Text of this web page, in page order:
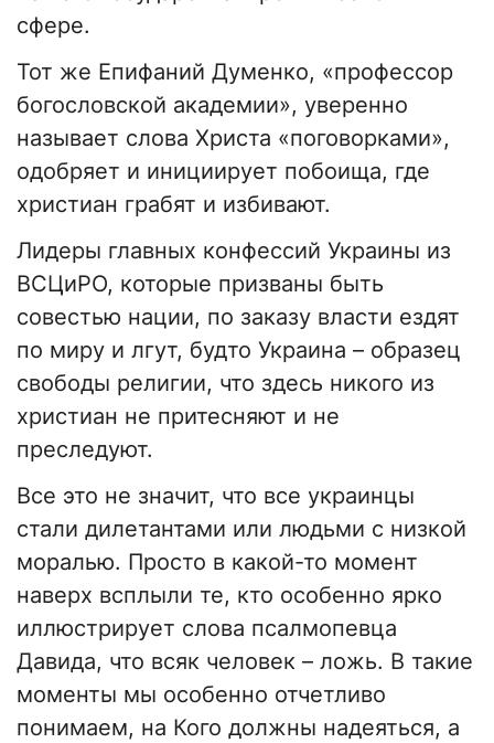
сфере.
Тот же Епифаний Думенко, «профессор
богословской академии», уверенно
называет слова Христа «поговорками»,
одобряет и инициирует побоища, где
христиан грабят и избивают.
Лидеры главных конфессий Украины из
ВСЦиРО, которые призваны быть
совестью нации, по заказу власти ездят
по миру и лгут, будто Украина – образец
свободы религии, что здесь никого из
христиан не притесняют и не
преследуют.
Все это не значит, что все украинцы
стали дилетантами или людьми с низкой
моралью. Просто в какой-то момент
наверх всплыли те, кто особенно ярко
иллюстрирует слова псалмопевца
Давида, что всяк человек – ложь. В такие
моменты мы особенно отчетливо
понимаем, на Кого должны надеяться, а